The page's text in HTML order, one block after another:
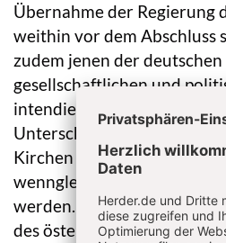
Übernahme der Regierung
weithin vor dem Abschluss
zudem jenen der
gesellschaftlichen und
intendiertes
Unterschied zur BRD kann
Kirchen und
wenngleich entsprechende
werden. Art. 16 Abs. 1 B-
des österreichischen